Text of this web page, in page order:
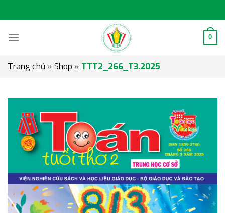
to
0
Trang chủ » Shop » TTT2_266_T3.2025